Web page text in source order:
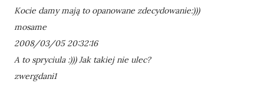
Kocie damy mają to opanowane zdecydowanie:)))
mosame
2008/03/05 20:32:16
A to spryciula :))) Jak takiej nie ulec?
zwergdani1